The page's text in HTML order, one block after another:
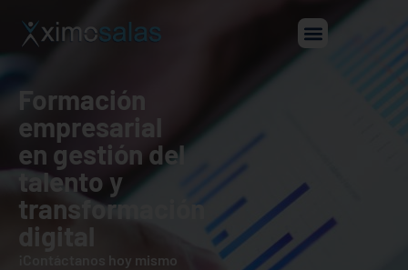
Formación
empresarial
en gestión del
talento y
transformación
digital
¡Contáctanos hoy mismo